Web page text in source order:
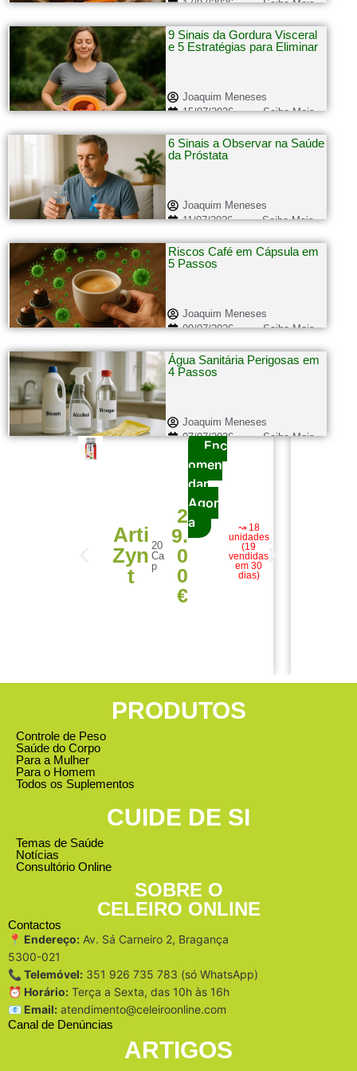
17/07/2026 Saiba Mais...
9 Sinais da Gordura Visceral
e 5 Estratégias para Eliminar
Joaquim Meneses
15/07/2026
Saiba Mais...
6 Sinais a Observar na Saúde
da Próstata
Joaquim Meneses
11/07/2026
Saiba Mais...
Riscos Café em Cápsula em
5 Passos
Joaquim Meneses
09/07/2026
Saiba Mais...
Água Sanitária Perigosas em
4 Passos
Joaquim Meneses
07/07/2026
Saiba Mais...
Arti
Zyn
t
20
Ca
p
2
9.
0
0
€
Enc
omen
dar
Agor
a
↝ 18
unidades
(19
vendidas
em 30
dias)
PRODUTOS
Controle de Peso
Saúde do Corpo
Para a Mulher
Para o Homem
Todos os Suplementos
CUIDE DE SI
Temas de Saúde
Notícias
Consultório Online
SOBRE O
CELEIRO ONLINE
Contactos
📍 Endereço: Av. Sá Carneiro 2, Bragança
5300-021
📞 Telemóvel: 351 926 735 783 (só WhatsApp)
⏰ Horário: Terça a Sexta, das 10h às 16h
📧 Email: atendimento@celeiroonline.com
Canal de Denúncias
ARTIGOS